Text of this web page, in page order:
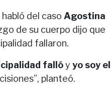
habló del caso Agostina
de su cuerpo dijo que
fallaron.
fallóy yo soy el
planteó.